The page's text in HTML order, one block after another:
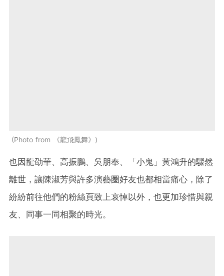
Photo from 《龍飛鳳舞》
也因龍劭華、高振鵬、吳朋奉、「小鬼」黃鴻升的驟然
離世，讓陳淑芳與許多演藝圈好友也都相當痛心，除了
紛紛前往他們的粉絲頁致上哀悼以外，也更加珍惜與親
友、同事一同相聚的時光。